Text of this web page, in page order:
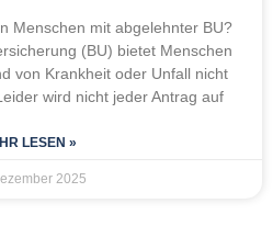
Menschen mit abgelehnter BU?
(BU) bietet Menschen
von Krankheit oder Unfall nicht
wird nicht jeder Antrag auf
LESEN »
2025